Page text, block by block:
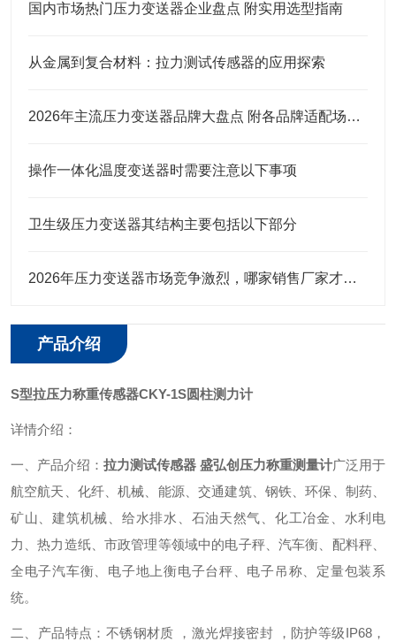
国内市场热门压力变送器企业盘点 附实用选型指南
从金属到复合材料：拉力测试传感器的应用探索
2026年主流压力变送器品牌大盘点 附各品牌适配场景及选购建议
操作一体化温度变送器时需要注意以下事项
卫生级压力变送器其结构主要包括以下部分
2026年压力变送器市场竞争激烈，哪家销售厂家才是行业值得选择
产品介绍
S型拉压力称重传感器CKY-1S圆柱测力计
详情介绍：
一、产品介绍： 拉力测试传感器 盛弘创压力称重测量计广泛用于
航空航天、化纤、机械、能源、交通建筑、钢铁、环保、制药、
矿山、建筑机械、给水排水、石油天然气、化工冶金、水利电
力、热力造纸、市政管理等领域中的电子秤、汽车衡、配料秤、
全电子汽车衡、电子地上衡电子台秤、电子吊称、定量包装系
统。
二、产品特点：不锈钢材质 ，激光焊接密封 ，防护等级IP68，